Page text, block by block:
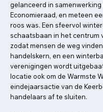
gelanceerd in samenwerking
Economieraad, en meteen
roos was. Een sfeervol
schaatsbaan in het centrum
zodat mensen de weg
handelskern, en een
verenigingen wordt
locatie ook om de Warmste
eindejaarsactie van de
handelaars af te sluiten.